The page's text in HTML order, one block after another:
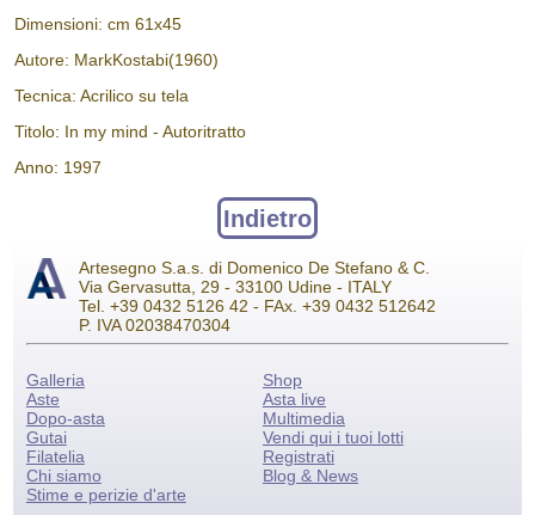
Dimensioni: cm 61x45
Autore: MarkKostabi(1960)
Tecnica: Acrilico su tela
Titolo: In my mind - Autoritratto
Anno: 1997
Indietro
Artesegno S.a.s. di Domenico De Stefano & C.
Via Gervasutta, 29 - 33100 Udine - ITALY
Tel. +39 0432 5126 42 - FAx. +39 0432 512642
P. IVA 02038470304
Galleria
Aste
Dopo-asta
Gutai
Filatelia
Chi siamo
Stime e perizie d'arte
Shop
Asta live
Multimedia
Vendi qui i tuoi lotti
Registrati
Blog & News